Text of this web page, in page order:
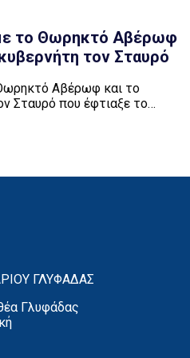
το Θωρηκτό Αβέρωφ
τον Σταυρό
Αβέρωφ και το
Σταυρό που έφτιαξε το
όλον το συμμαχικό
μεγαλύτερες ναυτικές
θέση του […]
ΓΛΥΦΑΔΑΣ
Γλυφάδας